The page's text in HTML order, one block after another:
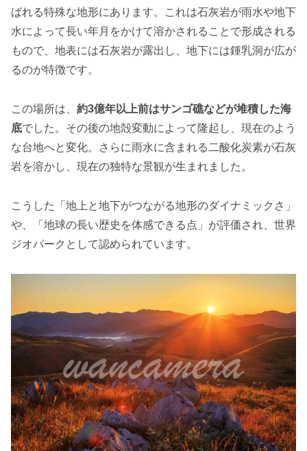
ばれる特殊な地形にあります。これは石灰岩が雨水や地下
水によって長い年月をかけて溶かされることで形成される
もので、地表には石灰岩が露出し、地下には鍾乳洞が広が
るのが特徴です。
この場所は、 約3億年以上前はサンゴ礁などが堆積した海
底でした。その後の地殻変動によって隆起し、現在のよう
な台地へと変化。さらに雨水に含まれる二酸化炭素が石灰
岩を溶かし、現在の独特な景観が生まれました。
こうした「地上と地下がつながる地形のダイナミックさ」
や、「地球の長い歴史を体感できる点」が評価され、世界
ジオパークとして認められています。